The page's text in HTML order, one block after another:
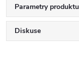
Parametry produktu
Diskuse